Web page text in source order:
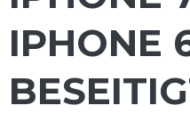
IPHONE